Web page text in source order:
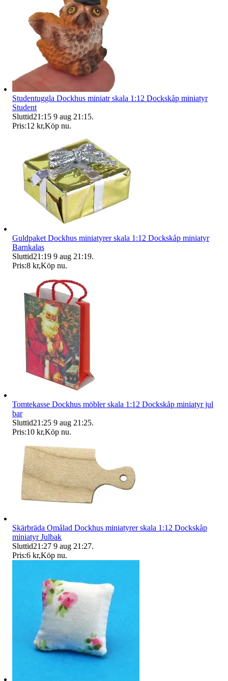
Studentuggla Dockhus miniatr skala 1:12 Dockskåp miniatyr
Student
Sluttid21:15 9 aug 21:15.
Pris:12 kr,Köp nu.
Guldpaket Dockhus miniatyrer skala 1:12 Dockskåp miniatyr
Barnkalas
Sluttid21:19 9 aug 21:19.
Pris:8 kr,Köp nu.
Tomtekasse Dockhus möbler skala 1:12 Dockskåp miniatyr jul
bar
Sluttid21:25 9 aug 21:25.
Pris:10 kr,Köp nu.
Skärbräda Omålad Dockhus miniatyrer skala 1:12 Dockskåp
miniatyr Julbak
Sluttid21:27 9 aug 21:27.
Pris:6 kr,Köp nu.